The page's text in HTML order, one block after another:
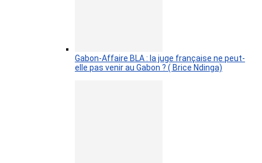
Gabon-Affaire BLA : la juge française ne peut-
elle pas venir au Gabon ? ( Brice Ndinga)